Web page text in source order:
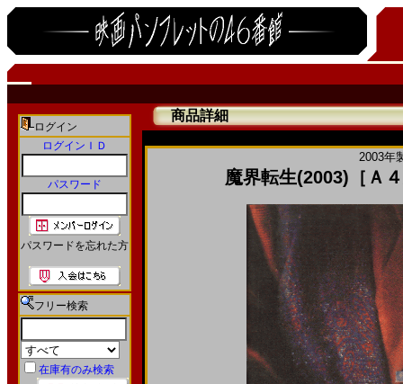
ログイン
ログインＩＤ
パスワード
パスワードを忘れた方
フリー検索
在庫有のみ検索
商品詳細
2003年
魔界転生(2003)［Ａ